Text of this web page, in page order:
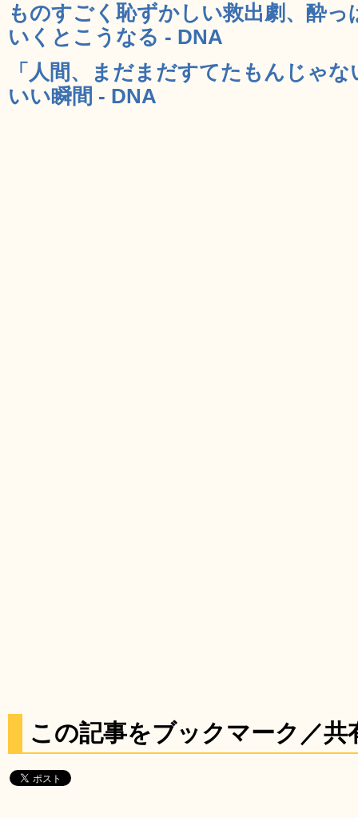
ものすごく恥ずかしい救出劇、酔
いくとこうなる - DNA
「人間、まだまだすてたもんじゃ
いい瞬間 - DNA
この記事をブックマーク／共